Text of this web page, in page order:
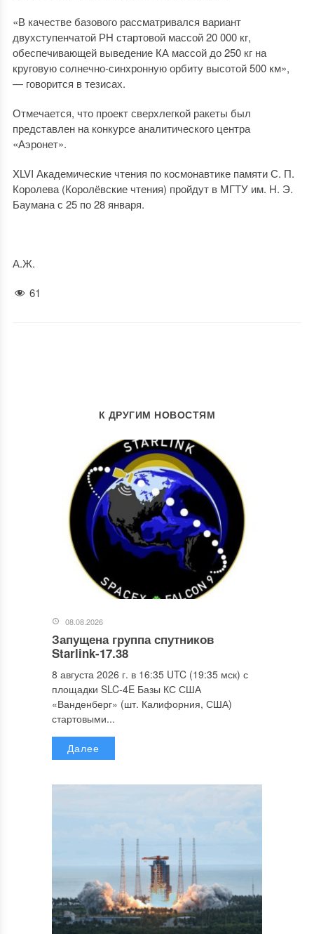
«В качестве базового рассматривался вариант
двухступенчатой РН стартовой массой 20 000 кг,
обеспечивающей выведение КА массой до 250 кг на
круговую солнечно-синхронную орбиту высотой 500 км»,
— говорится в тезисах.
Отмечается, что проект сверхлегкой ракеты был
представлен на конкурсе аналитического центра
«Аэронет».
XLVI Академические чтения по космонавтике памяти С. П.
Королева (Королёвские чтения) пройдут в МГТУ им. Н. Э.
Баумана с 25 по 28 января.
А.Ж.
61
К ДРУГИМ НОВОСТЯМ
08.08.2026
Запущена группа спутников
Starlink-17.38
8 августа 2026 г. в 16:35 UTC (19:35 мск) с
площадки SLC-4E Базы КС США
«Ванденберг» (шт. Калифорния, США)
стартовыми...
Далее